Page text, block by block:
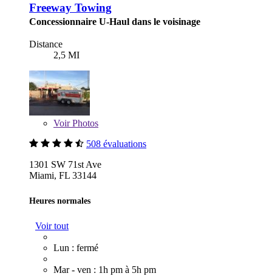
Freeway Towing
Concessionnaire U-Haul dans le voisinage
Distance
2,5 MI
VoirPhotos
508 évaluations
1301 SW 71st Ave
Miami, FL 33144
Heures normales
Voir tout
Lun : fermé
Mar - ven : 1h pm à 5h pm